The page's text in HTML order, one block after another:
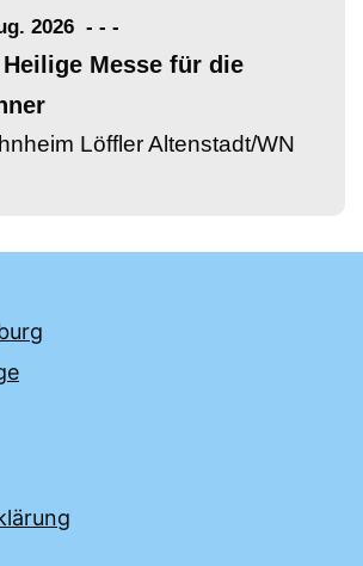
2026 - - -
Heilige Messe für die
Löffler Altenstadt/WN